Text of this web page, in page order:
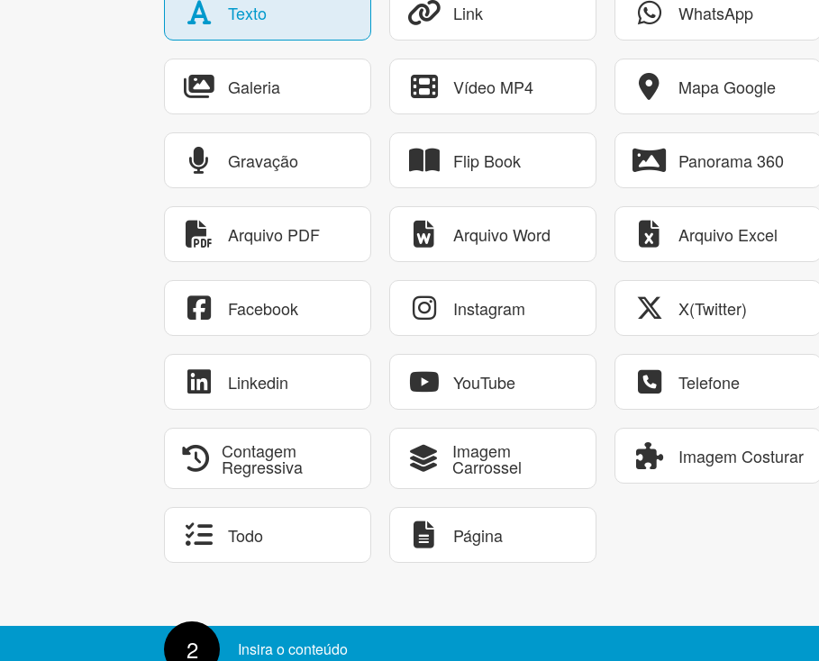
Texto Link WhatsApp
Galeria Vídeo MP4 Mapa Google
Gravação Flip Book Panorama 360
Arquivo PDF Arquivo Word Arquivo Excel
Facebook Instagram X(Twitter)
Linkedin YouTube Telefone
Contagem
Regressiva
Imagem
Carrossel Imagem Costurar
Todo Página
2 Insira o conteúdo